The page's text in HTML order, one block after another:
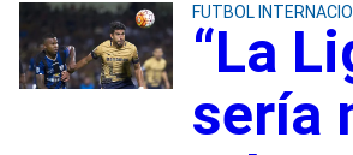
FUTBOL
“La
sería